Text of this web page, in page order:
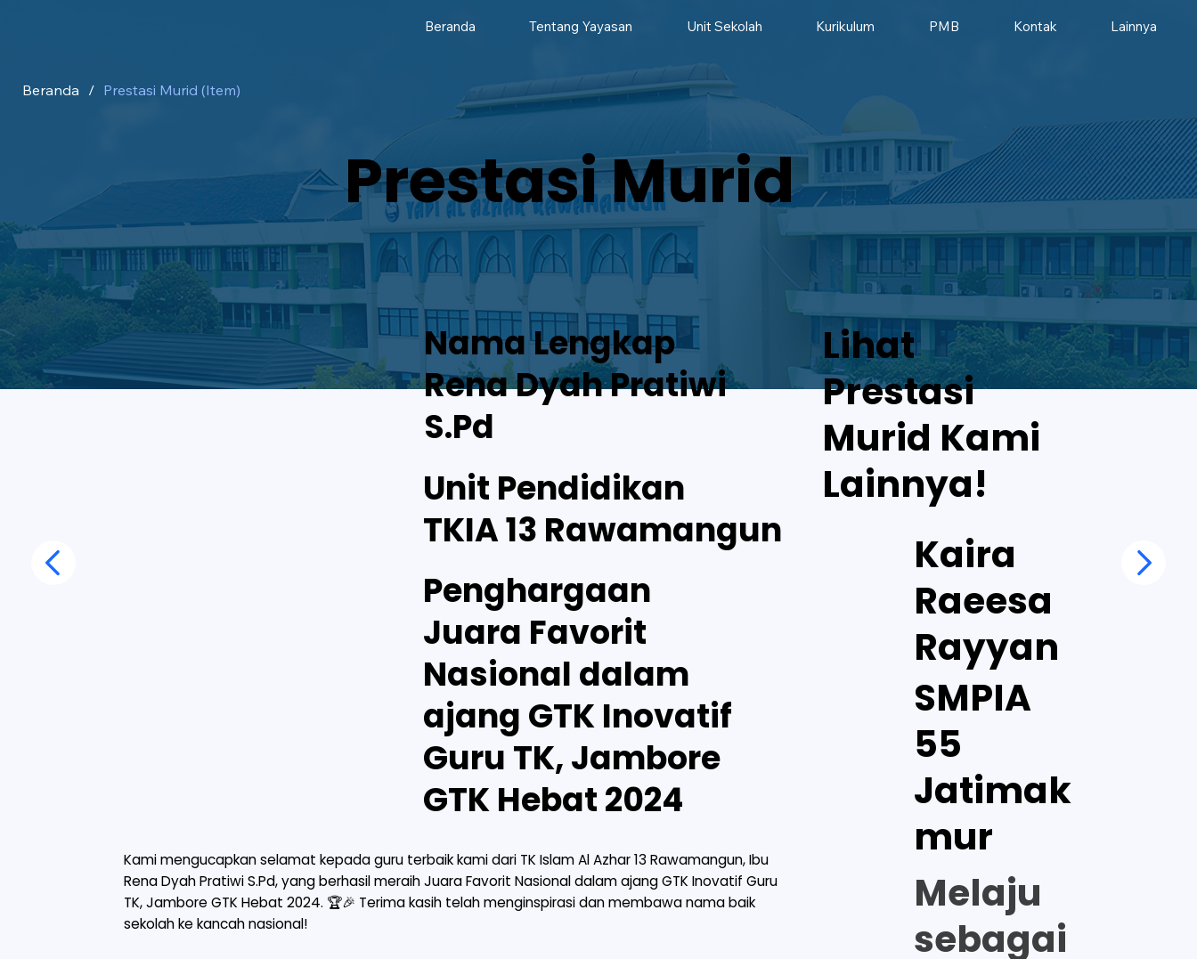
Beranda / Prestasi Murid (Item)
Prestasi Murid
Beranda Tentang Yayasan Unit Sekolah Kurikulum PMB Kontak Lainnya
Nama Lengkap
Rena Dyah Pratiwi
S.Pd
Unit Pendidikan
TKIA 13 Rawamangun
Penghargaan
Juara Favorit
Nasional dalam
ajang GTK Inovatif
Guru TK, Jambore
GTK Hebat 2024
Kami mengucapkan selamat kepada guru terbaik kami dari TK Islam Al Azhar 13 Rawamangun, Ibu
Rena Dyah Pratiwi S.Pd, yang berhasil meraih Juara Favorit Nasional dalam ajang GTK Inovatif Guru
TK, Jambore GTK Hebat 2024. 🏆🎉 Terima kasih telah menginspirasi dan membawa nama baik
sekolah ke kancah nasional!
Lihat
Prestasi
Murid Kami
Lainnya!
Kaira
Raeesa
Rayyan
SMPIA
55
Jatimak
mur
Melaju
sebagai